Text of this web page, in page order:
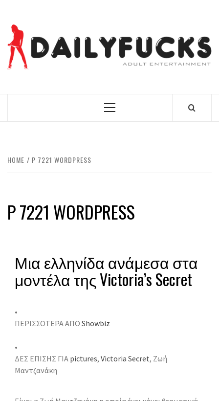
content
Primary
HOME P 7221 WORDPRESS
P 7221 WORDPRESS
Μια ελληνίδα ανάμεσα στα
μοντέλα της Victoria’s Secret
•
ΠΕΡΙΣΣΟΤΕΡΑ ΑΠΟ Showbiz
•
ΔΕΣ ΕΠΙΣΗΣ ΓΙΑ pictures, Victoria Secret, Ζωή
Μαντζανάκη